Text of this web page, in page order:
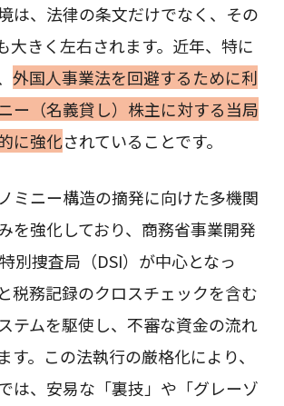
は、法律の条文だけでなく、その
大きく左右されます。近年、特に
外国人事業法を回避するために利
ー（名義貸し）株主に対する当局
に強化されていることです。
ミニー構造の摘発に向けた多機関
を強化しており、商務省事業開発
別捜査局（DSI）が中心となっ
税務記録のクロスチェックを含む
テムを駆使し、不審な資金の流れ
す。この法執行の厳格化により、
は、安易な「裏技」や「グレーゾ